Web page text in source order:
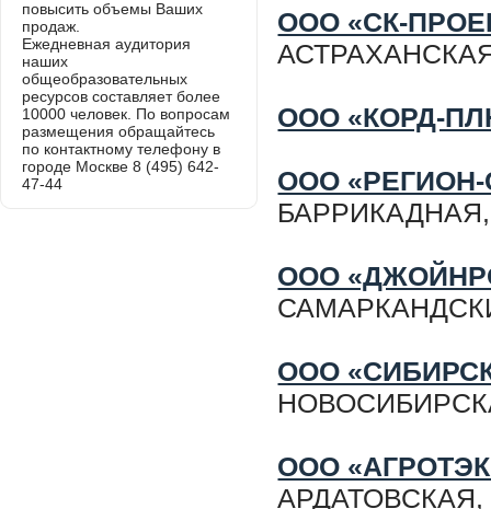
ООО «СК-
ООО «КОРД-
ООО «РЕГИОН-
ООО
ООО
ООО
АРДАТОВСКАЯ,
повысить объемы Ваших
продаж.
Ежедневная аудитория
наших
общеобразовательных
ресурсов составляет более
10000 человек. По вопросам
размещения обращайтесь
по контактному телефону в
городе Москве 8 (495) 642-
47-44